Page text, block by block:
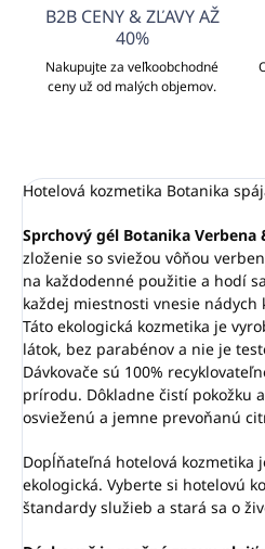
B2B CENY & ZĽAVY AŽ
40%
Nakupujte za veľkoobchodné
ceny už od malých objemov.
Hotelová kozmetika Botanika
Sprchový gél Botanika Verbena
zloženie so sviežou vôňou
na každodenné použitie a hodí
každej miestnosti vnesie nádych
Táto ekologická kozmetika je
látok, bez parabénov a nie je
Dávkovače sú 100%
prírodu. Dôkladne čistí pokožku
osvieženú a jemne prevoňanú
Dopĺňateľná hotelová kozmetika
ekologická. Vyberte si hotelovú
štandardy služieb a stará sa o